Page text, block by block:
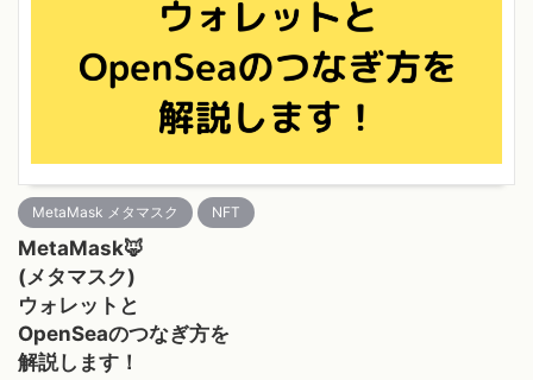
MetaMask メタマスク NFT
MetaMask🦊
(メタマスク)
ウォレットと
OpenSeaのつなぎ方を
解説します！